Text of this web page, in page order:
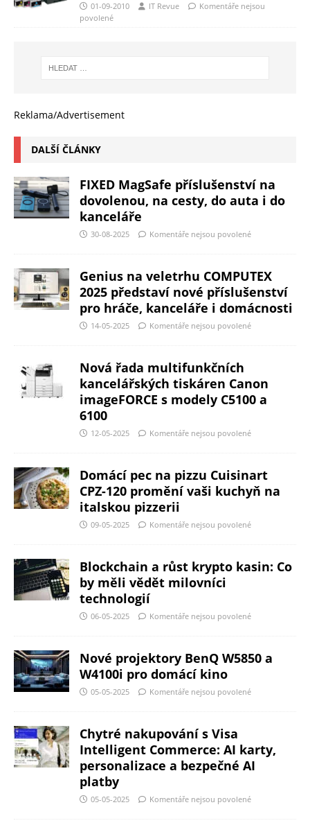
01-09-2010 IT Revue
Komentáře nejsou
povolené
Reklama/Advertisement
DALŠÍ ČLÁNKY
FIXED MagSafe příslušenství na
dovolenou, na cesty, do auta i do
kanceláře
30-08-2025 Komentáře nejsou povolené
Genius na veletrhu COMPUTEX
2025 představí nové příslušenství
pro hráče, kanceláře i domácnosti
14-05-2025 Komentáře nejsou povolené
Nová řada multifunkčních
kancelářských tiskáren Canon
imageFORCE s modely C5100 a
6100
12-05-2025 Komentáře nejsou povolené
Domácí pec na pizzu Cuisinart
CPZ-120 promění vaši kuchyň na
italskou pizzerii
09-05-2025 Komentáře nejsou povolené
Blockchain a růst krypto kasin: Co
by měli vědět milovníci
technologií
06-05-2025 Komentáře nejsou povolené
Nové projektory BenQ W5850 a
W4100i pro domácí kino
05-05-2025 Komentáře nejsou povolené
Chytré nakupování s Visa
Intelligent Commerce: AI karty,
personalizace a bezpečné AI
platby
05-05-2025 Komentáře nejsou povolené